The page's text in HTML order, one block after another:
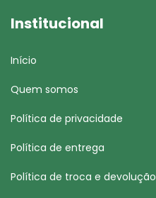
Institucional
Início
Quem somos
Política de privacidade
Política de entrega
Política de troca e devolução